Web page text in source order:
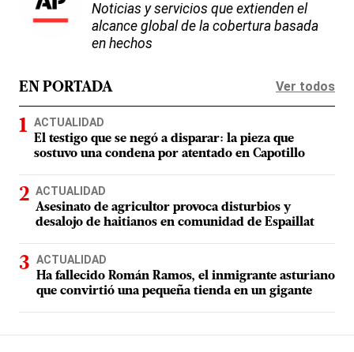
Noticias y servicios que extienden el
alcance global de la cobertura basada
en hechos
EN PORTADA Ver todos
ACTUALIDAD
El testigo que se negó a disparar: la pieza que
sostuvo una condena por atentado en Capotillo
ACTUALIDAD
Asesinato de agricultor provoca disturbios y
desalojo de haitianos en comunidad de Espaillat
ACTUALIDAD
Ha fallecido Román Ramos, el inmigrante asturiano
que convirtió una pequeña tienda en un gigante